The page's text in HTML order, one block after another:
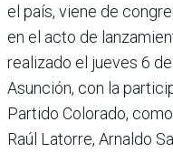
el país, viene de
en el acto de
realizado el jueves 6
Asunción, con la
Partido Colorado,
Raúl Latorre, Arnaldo